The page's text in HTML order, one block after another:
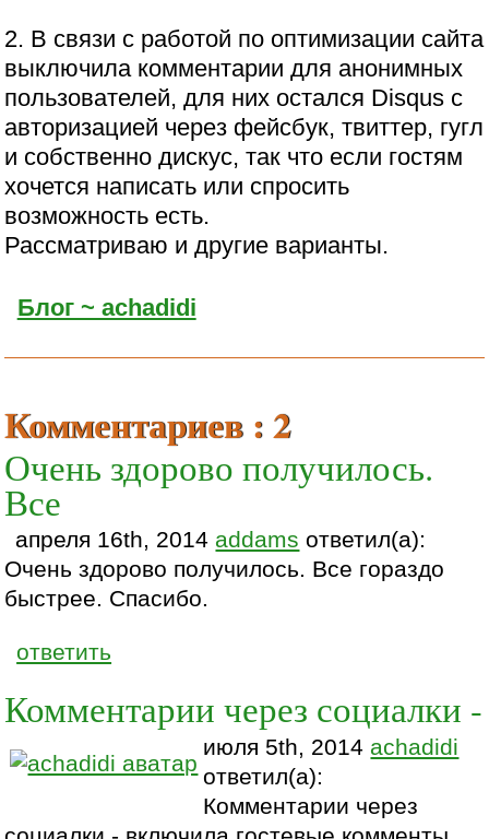
2. В связи с работой по оптимизации сайта
выключила комментарии для анонимных
пользователей, для них остался Disqus с
авторизацией через фейсбук, твиттер, гугл
и собственно дискус, так что если гостям
хочется написать или спросить
возможность есть.
Рассматриваю и другие варианты.
Блог ~ achadidi
Комментариев : 2
Очень здорово получилось.
Все
апреля 16th, 2014 addams ответил(а):
Очень здорово получилось. Все гораздо
быстрее. Спасибо.
ответить
Комментарии через социалки -
июля 5th, 2014 achadidi
ответил(а):
Комментарии через